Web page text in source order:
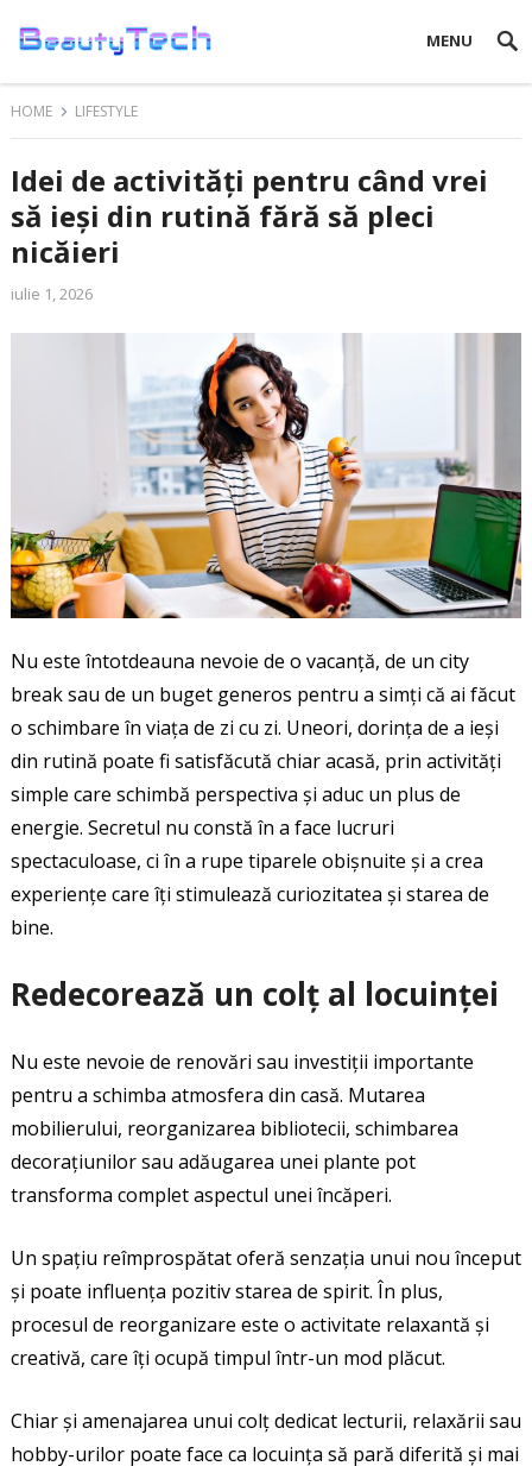
MENU
HOME LIFESTYLE
Idei de activități pentru când vrei
să ieși din rutină fără să pleci
nicăieri
iulie 1, 2026
Nu este întotdeauna nevoie de o vacanță, de un city
break sau de un buget generos pentru a simți că ai făcut
o schimbare în viața de zi cu zi. Uneori, dorința de a ieși
din rutină poate fi satisfăcută chiar acasă, prin activități
simple care schimbă perspectiva și aduc un plus de
energie. Secretul nu constă în a face lucruri
spectaculoase, ci în a rupe tiparele obișnuite și a crea
experiențe care îți stimulează curiozitatea și starea de
bine.
Redecorează un colț al locuinței
Nu este nevoie de renovări sau investiții importante
pentru a schimba atmosfera din casă. Mutarea
mobilierului, reorganizarea bibliotecii, schimbarea
decorațiunilor sau adăugarea unei plante pot
transforma complet aspectul unei încăperi.
Un spațiu reîmprospătat oferă senzația unui nou început
și poate influența pozitiv starea de spirit. În plus,
procesul de reorganizare este o activitate relaxantă și
creativă, care îți ocupă timpul într-un mod plăcut.
Chiar și amenajarea unui colț dedicat lecturii, relaxării sau
hobby-urilor poate face ca locuința să pară diferită și mai